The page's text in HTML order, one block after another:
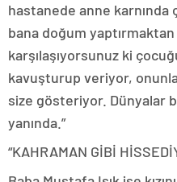
hastanede anne karnında
bana doğum
karşılaşıyorsunuz ki
kavuşturup veriyor,
size gösteriyor. Dünyalar
yanında.”
“KAHRAMAN GİBİ